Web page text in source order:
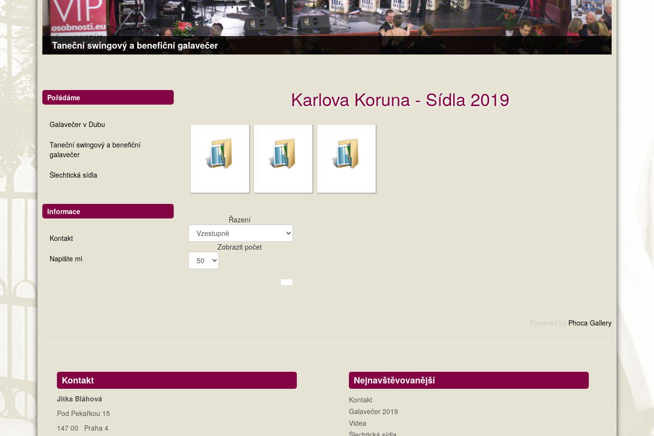
Taneční swingový a benefiční galavečer
Karlova Koruna - Sídla 2019
Řazení
Zobrazit počet
Powered by Phoca Gallery
Pořádáme
Galavečer v Dubu
Taneční swingový a benefiční
galavečer
Šlechtická sídla
Informace
Kontakt
Napište mi
Kontakt
Jitka Bláhová
Pod Pekařkou 15
147 00 Praha 4
Nejnavštěvovanější
Kontakt
Galavečer 2019
Videa